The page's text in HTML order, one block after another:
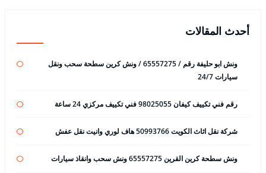
أحدث المقالات
ونش ابو حليفة رقم / 65557275 / ونش كرين سطحة سحب ونقل
سيارات 24/7
رقم فني تكييف كيفان 98025055 فني تكييف مركزي 24 ساعة
شركة نقل اثاث الكويت 50993766 هاف لوري وانيت نقل عفش
ونش سطحة كرين القرين 65557275 ونش سحب وانقاذ سيارات